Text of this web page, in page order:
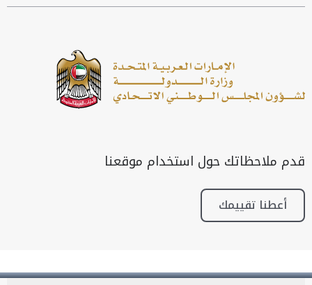
قدم ملاحظاتك حول استخدام موقعنا
أعطنا تقييمك